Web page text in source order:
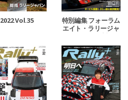
2022 Vol.35
特別編集 フォーラム
エイト・ラリージャ
パン 2022 速報